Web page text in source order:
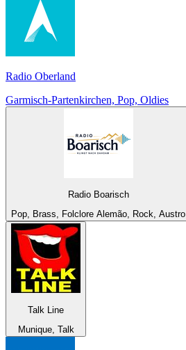
Radio Oberland
Garmisch-Partenkirchen, Pop, Oldies
Radio Boarisch
Pop, Brass, Folclore Alemão, Rock, Austro
Talk Line
Munique, Talk